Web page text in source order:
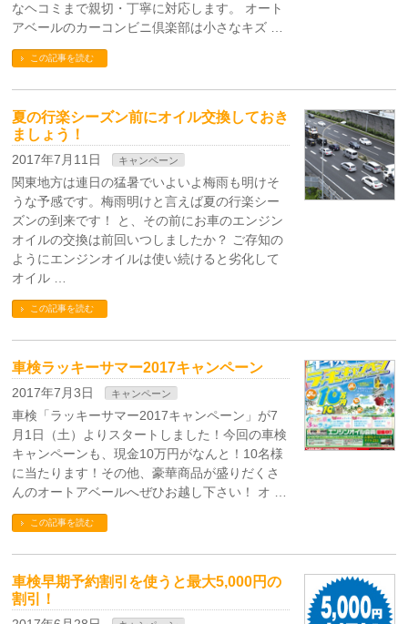
なヘコミまで親切・丁寧に対応します。 オート
アベールのカーコンビニ倶楽部は小さなキズ …
この記事を読む
夏の行楽シーズン前にオイル交換しておき
ましょう！
2017年7月11日 キャンペーン
関東地方は連日の猛暑でいよいよ梅雨も明けそ
うな予感です。梅雨明けと言えば夏の行楽シー
ズンの到来です！ と、その前にお車のエンジン
オイルの交換は前回いつしましたか？ ご存知の
ようにエンジンオイルは使い続けると劣化して
オイル …
この記事を読む
車検ラッキーサマー2017キャンペーン
2017年7月3日 キャンペーン
車検「ラッキーサマー2017キャンペーン」が7
月1日（土）よりスタートしました！今回の車検
キャンペーンも、現金10万円がなんと！10名様
に当たります！その他、豪華商品が盛りだくさ
んのオートアベールへぜひお越し下さい！ オ …
この記事を読む
車検早期予約割引を使うと最大5,000円の
割引！